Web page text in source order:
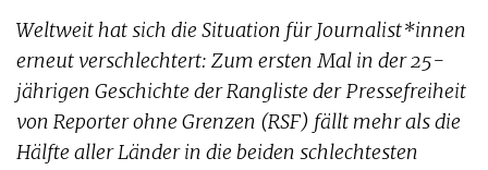
Weltweit hat sich die Situation für Journalist*innen
erneut verschlechtert: Zum ersten Mal in der 25-
jährigen Geschichte der Rangliste der Pressefreiheit
von Reporter ohne Grenzen (RSF) fällt mehr als die
Hälfte aller Länder in die beiden schlechtesten